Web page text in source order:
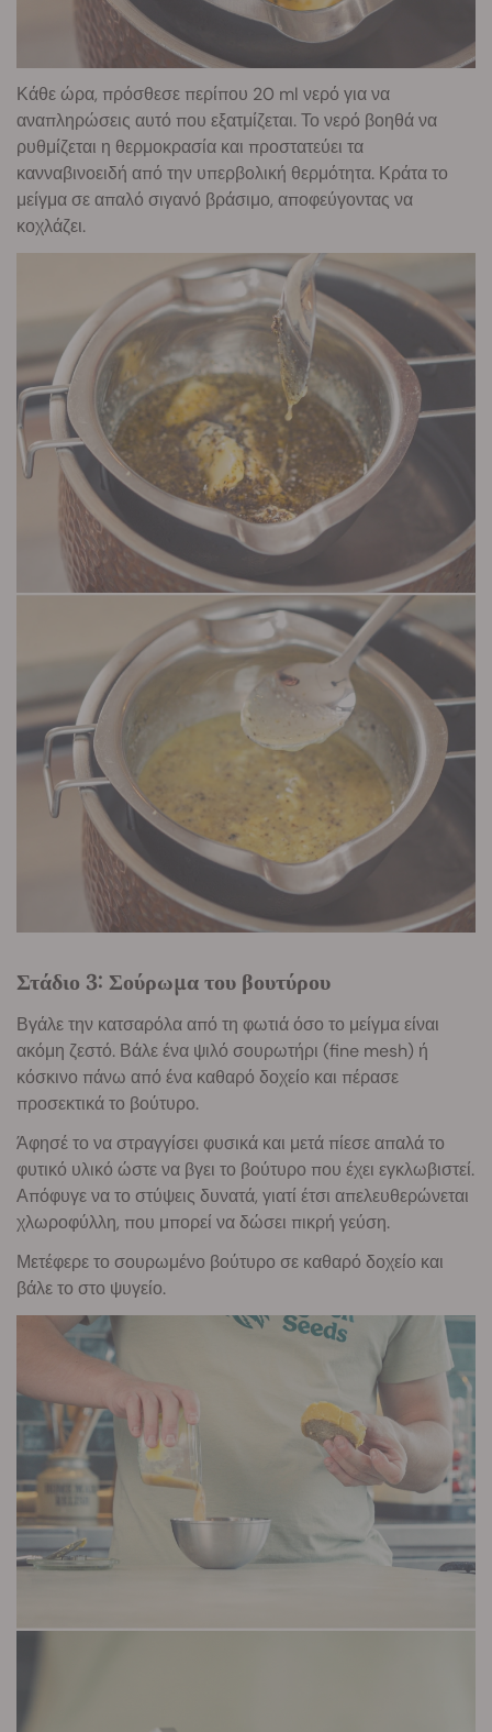
Κάθε ώρα, πρόσθεσε περίπου 20 ml νερό για να
αναπληρώσεις αυτό που εξατμίζεται. Το νερό βοηθά να
ρυθμίζεται η θερμοκρασία και προστατεύει τα
κανναβινοειδή από την υπερβολική θερμότητα. Κράτα το
μείγμα σε απαλό σιγανό βράσιμο, αποφεύγοντας να
κοχλάζει.
Στάδιο 3: Σούρωμα του βουτύρου
Βγάλε την κατσαρόλα από τη φωτιά όσο το μείγμα είναι
ακόμη ζεστό. Βάλε ένα ψιλό σουρωτήρι (fine mesh) ή
κόσκινο πάνω από ένα καθαρό δοχείο και πέρασε
προσεκτικά το βούτυρο.
Άφησέ το να στραγγίσει φυσικά και μετά πίεσε απαλά το
φυτικό υλικό ώστε να βγει το βούτυρο που έχει εγκλωβιστεί.
Απόφυγε να το στύψεις δυνατά, γιατί έτσι απελευθερώνεται
χλωροφύλλη, που μπορεί να δώσει πικρή γεύση.
Μετέφερε το σουρωμένο βούτυρο σε καθαρό δοχείο και
βάλε το στο ψυγείο.